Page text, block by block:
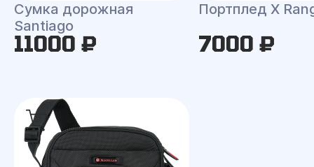
Сумка дорожная
Santiago
11000 ₽
Портплед X
7000 ₽